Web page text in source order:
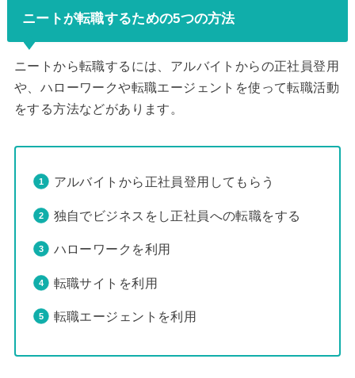
ニートが転職するための5つの方法
ニートから転職するには、アルバイトからの正社員登用
や、ハローワークや転職エージェントを使って転職活動
をする方法などがあります。
アルバイトから正社員登用してもらう
独自でビジネスをし正社員への転職をする
ハローワークを利用
転職サイトを利用
転職エージェントを利用